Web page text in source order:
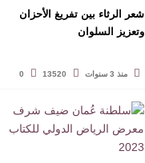
شعر الرثاء بين تفريغ الأحزان
وتعزيز السلوان
منذ 3 سنوات 13520
0